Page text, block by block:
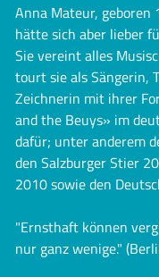
Anna Mateur, geboren
hätte sich aber lieber
Sie vereint alles
tourt sie als Sängerin,
Zeichnerin mit ihrer
and the Beuys» im
dafür; unter anderem
den Salzburger Stier
2010 sowie den
"Ernsthaft können
nur ganz wenige."